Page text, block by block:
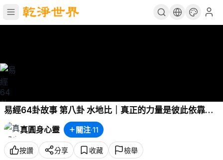
易經64卦故事 第八卦 水地比｜真正的力量是彼此依靠與
信任｜你的人際關係正在崩壞？《易經》揭露團結真相！
信任與團結的智慧#易經 #比卦
真圓身心靈 關注·11
按讚 分享 收藏 檢舉